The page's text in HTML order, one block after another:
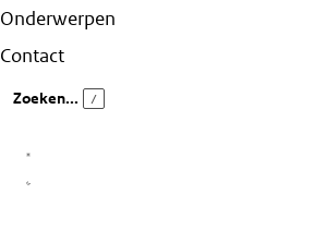
Onderwerpen
Contact
Zoeken... /